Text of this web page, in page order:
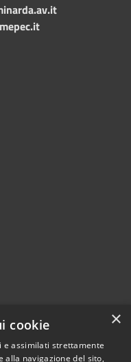
Copyright © 2024 •
×
cookie
e assimilati strettamente
alla navigazione del sito,